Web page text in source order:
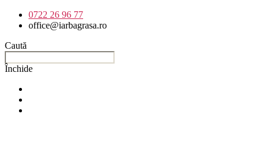
0722 26 96 77
office@iarbagrasa.ro
Caută
Închide